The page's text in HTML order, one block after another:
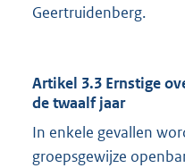
Geertruidenberg.
Artikel 3.3 Ernstige
de twaalf jaar
In enkele gevallen
groepsgewijze